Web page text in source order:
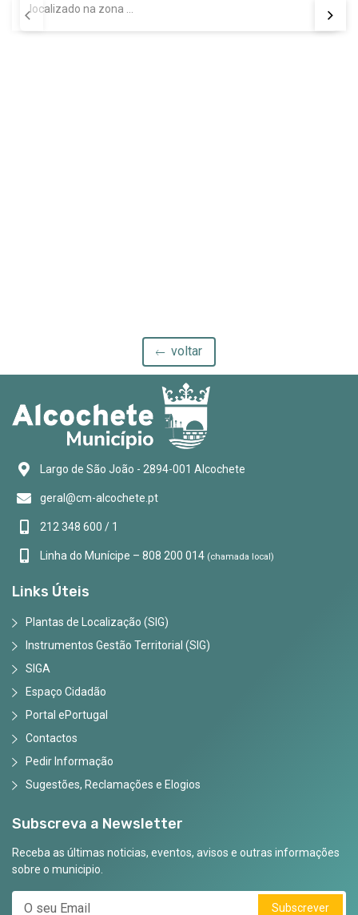
localizado na zona ...
voltar
Largo de São João - 2894-001 Alcochete
geral@cm-alcochete.pt
212 348 600 / 1
Linha do Munícipe – 808 200 014 (chamada local)
Links Úteis
Plantas de Localização (SIG)
Instrumentos Gestão Territorial (SIG)
SIGA
Espaço Cidadão
Portal ePortugal
Contactos
Pedir Informação
Sugestões, Reclamações e Elogios
Subscreva a Newsletter
Receba as últimas noticias, eventos, avisos e outras informações
sobre o municipio.
Subscrever